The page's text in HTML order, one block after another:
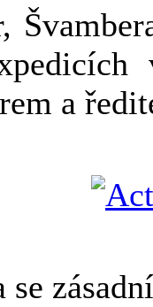
a
se